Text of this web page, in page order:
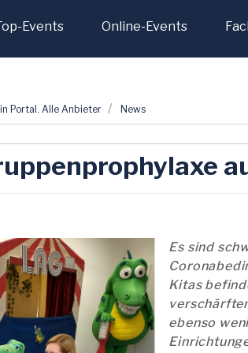
Events Online-Events
Portal. Alle Anbieter News
Es sind
Kitas
ebenso